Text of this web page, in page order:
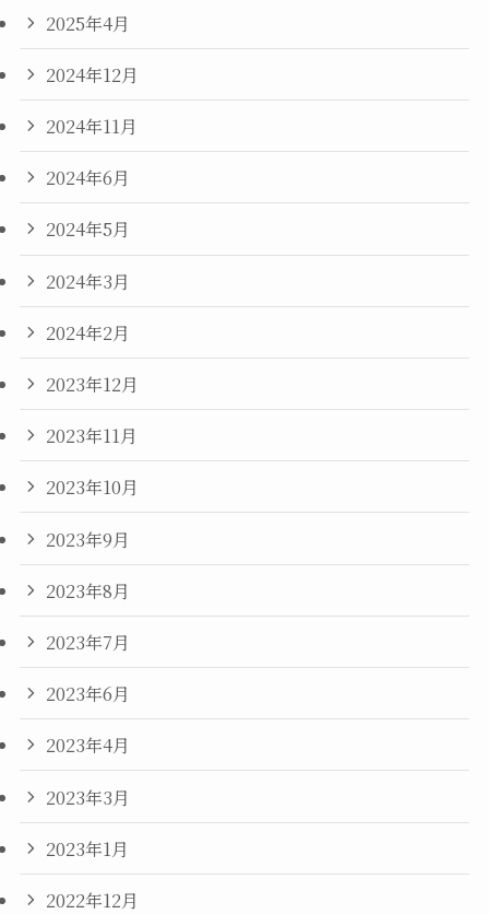
2025年4月
2024年12月
2024年11月
2024年6月
2024年5月
2024年3月
2024年2月
2023年12月
2023年11月
2023年10月
2023年9月
2023年8月
2023年7月
2023年6月
2023年4月
2023年3月
2023年1月
2022年12月